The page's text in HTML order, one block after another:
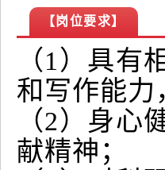
【岗位要求】
（1）具
和写作能力
（2）身
献精神；